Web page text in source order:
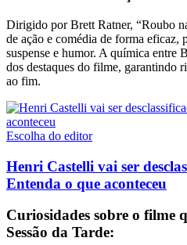
Dirigido por Brett Ratner, “Roubo
de ação e comédia de forma eficaz,
suspense e humor. A química entre
dos destaques do filme, garantindo
ao fim.
Escolha do editor
Henri Castelli vai ser
Entenda o que aconteceu
Curiosidades sobre o filme
Sessão da Tarde: